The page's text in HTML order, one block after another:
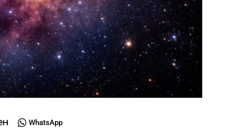
WhatsApp